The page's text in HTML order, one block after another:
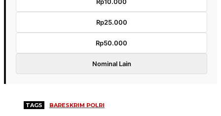
Rp25.000
Rp50.000
Nominal Lain
TAGS BARESKRIM POLRI